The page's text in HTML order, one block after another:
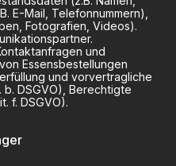
E-Mail, Telefonnummern),
Fotografien, Videos).
und
Essensbestellungen
und vorvertragliche
b. DSGVO), Berechtigte
f. DSGVO).